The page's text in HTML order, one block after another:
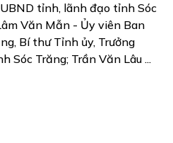
tỉnh, lãnh đạo tỉnh Sóc
Văn Mẫn - Ủy viên Ban
Bí thư Tỉnh ủy, Trưởng
Sóc Trăng; Trần Văn Lâu ...